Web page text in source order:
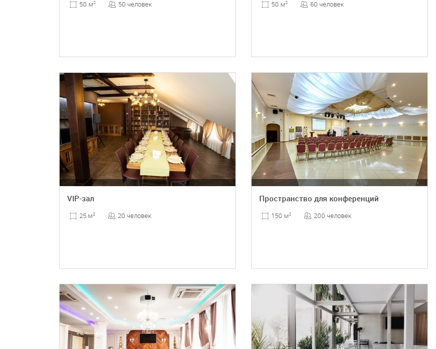
50 м2 50 человек 50 м2 60 человек
VIP-зал
25 м2 20 человек
Пространство для конференций
150 м2 200 человек